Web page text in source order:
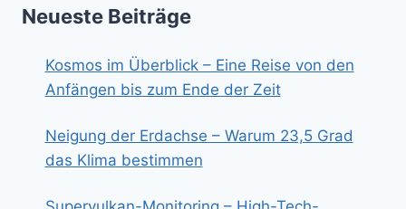
Neueste Beiträge
Kosmos im Überblick – Eine Reise von den
Anfängen bis zum Ende der Zeit
Neigung der Erdachse – Warum 23,5 Grad
das Klima bestimmen